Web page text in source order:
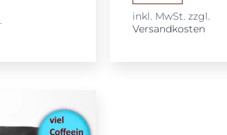
inkl. MwSt. zzgl.
Versandkosten